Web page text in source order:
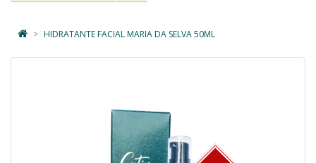
HIDRATANTE FACIAL MARIA DA SELVA 50ML